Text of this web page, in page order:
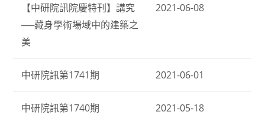
【中研院訊院慶特刊】講究
──藏身學術場域中的建築之
美
2021-06-08
中研院訊第1741期 2021-06-01
中研院訊第1740期 2021-05-18